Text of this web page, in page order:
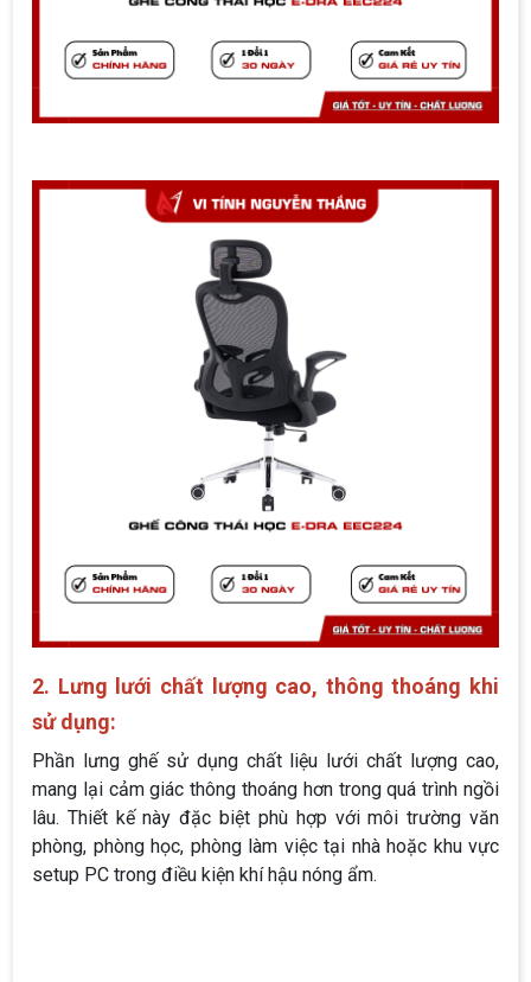
2. Lưng lưới chất lượng cao, thông thoáng khi
sử dụng:
Phần lưng ghế sử dụng chất liệu lưới chất lượng cao,
mang lại cảm giác thông thoáng hơn trong quá trình ngồi
lâu. Thiết kế này đặc biệt phù hợp với môi trường văn
phòng, phòng học, phòng làm việc tại nhà hoặc khu vực
setup PC trong điều kiện khí hậu nóng ẩm.